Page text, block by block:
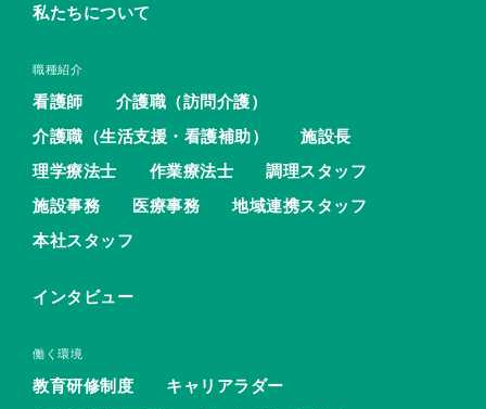
私たちについて
職種紹介
看護師
介護職（訪問介護）
介護職（生活支援・看護補助）
施設長
理学療法士
作業療法士
調理スタッフ
施設事務
医療事務
地域連携スタッフ
本社スタッフ
インタビュー
働く環境
教育研修制度
キャリアラダー